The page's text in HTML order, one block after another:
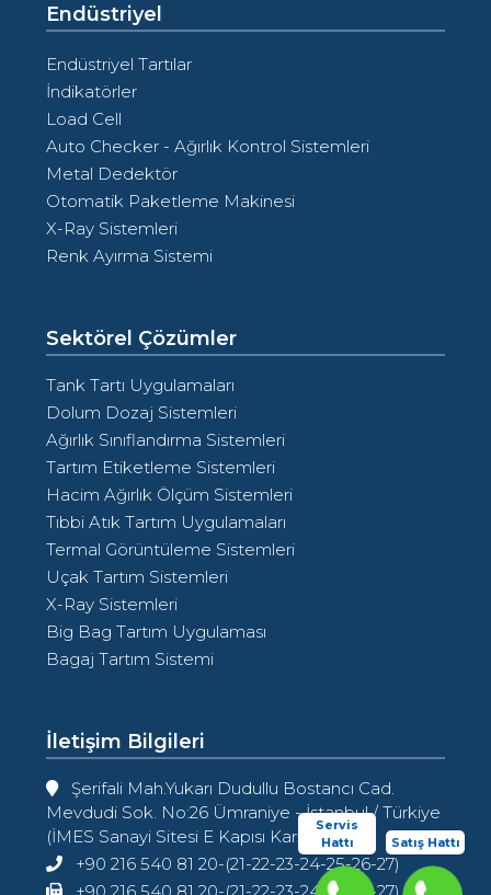
Endüstriyel
Endüstriyel Tartılar
İndikatörler
Load Cell
Auto Checker - Ağırlık Kontrol Sistemleri
Metal Dedektör
Otomatik Paketleme Makinesi
X-Ray Sistemleri
Renk Ayırma Sistemi
Sektörel Çözümler
Tank Tartı Uygulamaları
Dolum Dozaj Sistemleri
Ağırlık Sınıflandırma Sistemleri
Tartım Etiketleme Sistemleri
Hacim Ağırlık Ölçüm Sistemleri
Tıbbi Atık Tartım Uygulamaları
Termal Görüntüleme Sistemleri
Uçak Tartım Sistemleri
X-Ray Sistemleri
Big Bag Tartım Uygulaması
Bagaj Tartım Sistemi
İletişim Bilgileri
Şerifali Mah.Yukarı Dudullu Bostancı Cad.
Mevdudi Sok. No:26 Ümraniye - İstanbul / Türkiye
(İMES Sanayi Sitesi E Kapısı Karşısı)
+90 216 540 81 20-(21-22-23-24-25-26-27)
Satış Hattı
Servis
Hattı